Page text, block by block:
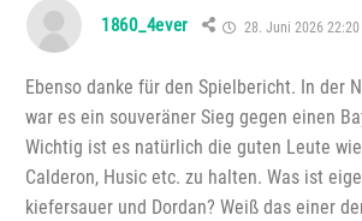
1860_4ever 28. Juni 2026 22:20
Ebenso danke für den Spielbericht. In der
war es ein souveräner Sieg gegen einen
Wichtig ist es natürlich die guten Leute
Calderon, Husic etc. zu halten. Was ist
kiefersauer und Dordan? Weiß das einer